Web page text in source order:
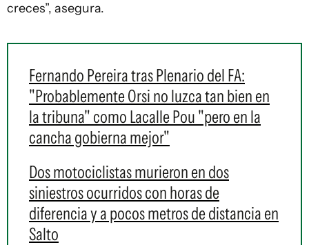
creces”, asegura.
Fernando Pereira tras Plenario del FA:
"Probablemente Orsi no luzca tan bien en
la tribuna" como Lacalle Pou "pero en la
cancha gobierna mejor"
Dos motociclistas murieron en dos
siniestros ocurridos con horas de
diferencia y a pocos metros de distancia en
Salto